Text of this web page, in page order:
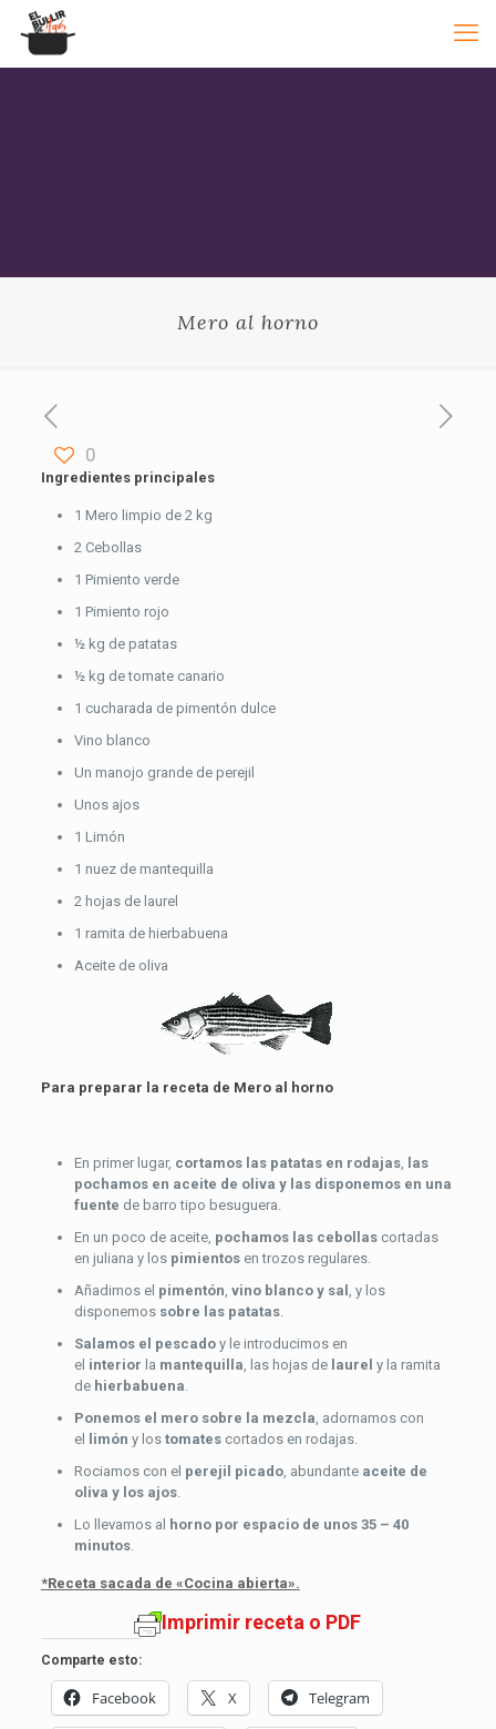
Mero al horno
0
Ingredientes principales
1 Mero limpio de 2 kg
2 Cebollas
1 Pimiento verde
1 Pimiento rojo
½ kg de patatas
½ kg de tomate canario
1 cucharada de pimentón dulce
Vino blanco
Un manojo grande de perejil
Unos ajos
1 Limón
1 nuez de mantequilla
2 hojas de laurel
1 ramita de hierbabuena
Aceite de oliva
Para preparar la receta de Mero al horno
En primer lugar, cortamos las patatas en rodajas, las
pochamos en aceite de oliva y las disponemos en una
fuente de barro tipo besuguera.
En un poco de aceite, pochamos las cebollascortadas
en juliana y los pimientos en trozos regulares.
Añadimos el pimentón, vino blanco y sal , y los
disponemossobre las patatas.
Salamos el pescadoy le introducimos en
el interior la mantequilla, las hojas de laurel y la ramita
de hierbabuena.
Ponemos el mero sobre la mezcla, adornamos con
el
limón y los tomatescortados en rodajas.
Rociamos con el perejil picado, abundanteaceite de
oliva y los ajos.
Lo llevamos al
horno por espacio de unos 35 – 40
minutos.
*Receta sacada de «Cocina abierta».
Imprimir receta o PDF
Comparte esto:
Facebook X Telegram